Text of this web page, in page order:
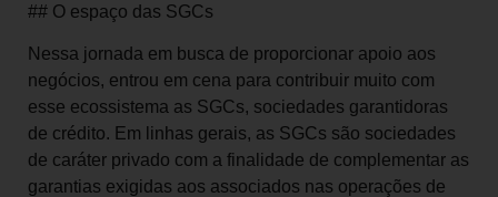
## O espaço das SGCs
Nessa jornada em busca de proporcionar apoio aos
negócios, entrou em cena para contribuir muito com
esse ecossistema as SGCs, sociedades garantidoras
de crédito. Em linhas gerais, as SGCs são sociedades
de caráter privado com a finalidade de complementar as
garantias exigidas aos associados nas operações de